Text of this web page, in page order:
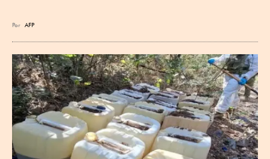
Por AFP